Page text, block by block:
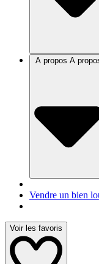
A propos
Vendre un bien
Voir les favoris